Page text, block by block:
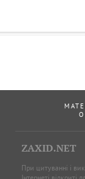
ZAXID.NET
При цитуванні і